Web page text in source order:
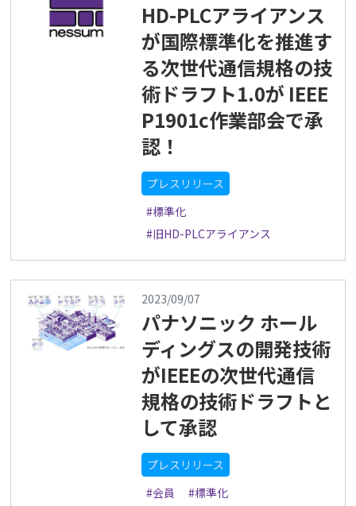
HD-PLCアライアンス
が国際標準化を推進す
る次世代通信規格の技
術ドラフト1.0が IEEE
P1901c作業部会で承
認！
プレスリリース
#標準化
#旧HD-PLCアライアンス
2023/09/07
パナソニック ホール
ディングスの開発技術
がIEEEの次世代通信
規格の技術ドラフトと
して承認
プレスリリース
#会員
#標準化